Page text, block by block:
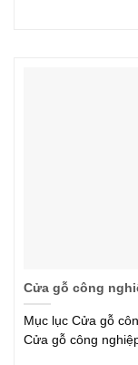
Cửa gỗ công
Mục lục Cửa gỗ
Cửa gỗ công